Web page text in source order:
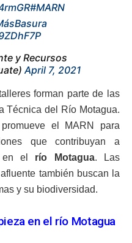
#MARN
y Recursos
April 7, 2021
forman parte de las
Técnica del Río Motagua.
el MARN para
que contribuyan a
en el río Motagua. Las
también buscan la
y su biodiversidad.
en el río Motagua